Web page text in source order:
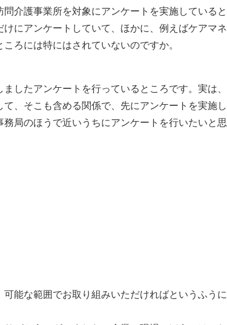
介護事業所を対象にアンケートを実施していると
にアンケートしていて、ほかに、例えばケアマネ
ろには特にはされていないのですか。
したアンケートを行っているところです。実は、
、そこも含める関係で、先にアンケートを実施し
局のほうで近いうちにアンケートを行いたいと思
能な範囲でお取り組みいただければというふうに